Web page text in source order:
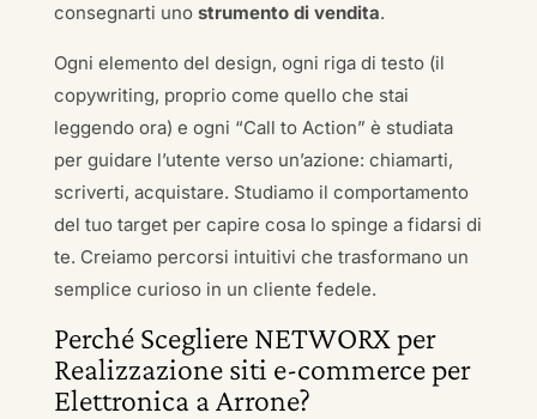
consegnarti uno strumento di vendita.
Ogni elemento del design, ogni riga di testo (il
copywriting, proprio come quello che stai
leggendo ora) e ogni “Call to Action” è studiata
per guidare l’utente verso un’azione: chiamarti,
scriverti, acquistare. Studiamo il comportamento
del tuo target per capire cosa lo spinge a fidarsi di
te. Creiamo percorsi intuitivi che trasformano un
semplice curioso in un cliente fedele.
Perché Scegliere NETWORX per
Realizzazione siti e-commerce per
Elettronica a Arrone?